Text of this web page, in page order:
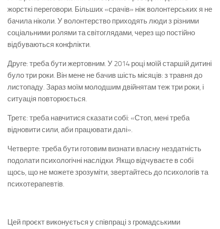
жорсткі переговори. Більших «срачів» ніж волонтерських я не
бачила ніколи. У волонтерство приходять люди з різними
соціальними ролями та світоглядами, через що постійно
відбуваються конфлікти.
Друге: треба бути жертовним. У 2014 році моїй старшій дитині
було три роки. Він мене не бачив шість місяців: з травня до
листопаду. Зараз моїм молодшим двійнятам теж три роки, і
ситуація повторюється.
Третє: треба навчитися сказати собі: «Стоп, мені треба
відновити сили, аби працювати далі».
Четверте: треба бути готовим визнати власну нездатність
подолати психологічні наслідки. Якщо відчуваєте в собі
щось, що не можете зрозуміти, звертайтесь до психологів та
психотерапевтів.
Цей проєкт виконується у співпраці з громадськими